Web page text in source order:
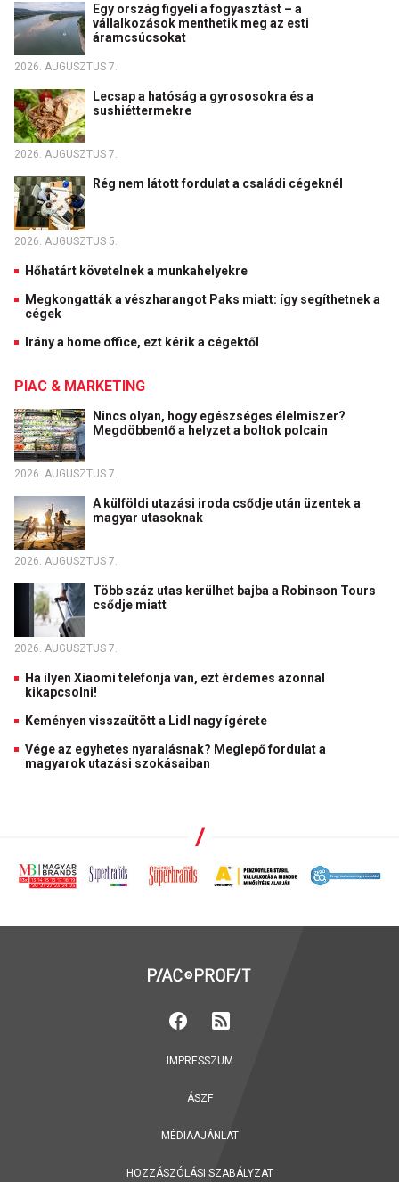
Egy ország figyeli a fogyasztást – a
vállalkozások menthetik meg az esti
áramcsúcsokat
2026. AUGUSZTUS 7.
Lecsap a hatóság a gyrososokra és a
sushiéttermekre
2026. AUGUSZTUS 7.
Rég nem látott fordulat a családi cégeknél
2026. AUGUSZTUS 5.
Hőhatárt követelnek a munkahelyekre
Megkongatták a vészharangot Paks miatt: így segíthetnek a
cégek
Irány a home office, ezt kérik a cégektől
PIAC & MARKETING
Nincs olyan, hogy egészséges élelmiszer?
Megdöbbentő a helyzet a boltok polcain
2026. AUGUSZTUS 7.
A külföldi utazási iroda csődje után üzentek a
magyar utasoknak
2026. AUGUSZTUS 7.
Több száz utas kerülhet bajba a Robinson Tours
csődje miatt
2026. AUGUSZTUS 7.
Ha ilyen Xiaomi telefonja van, ezt érdemes azonnal
kikapcsolni!
Keményen visszaütött a Lidl nagy ígérete
Vége az egyhetes nyaralásnak? Meglepő fordulat a
magyarok utazási szokásaiban
IMPRESSZUM
ÁSZF
MÉDIAAJÁNLAT
HOZZÁSZÓLÁSI SZABÁLYZAT